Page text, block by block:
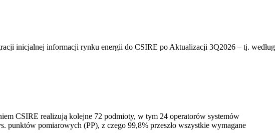
inicjalnej informacji rynku energii do CSIRE po Aktualizacji 3Q2026 – tj. według
CSIRE realizują kolejne 72 podmioty, w tym 24 operatorów systemów
pomiarowych (PP), z czego 99,8% przeszło wszystkie wymagane